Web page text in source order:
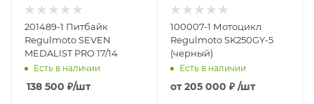
201489-1 Питбайк
Regulmoto SEVEN
MEDALIST PRO 17/14
Есть в наличии
138 500 ₽/шт
100007-1 Мотоцикл
Regulmoto SK250GY-5
(черный)
Есть в наличии
от205 000 ₽ /шт